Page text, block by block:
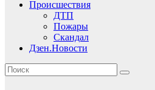
Происшествия
ДТП
Пожары
Скандал
Дзен.Новости